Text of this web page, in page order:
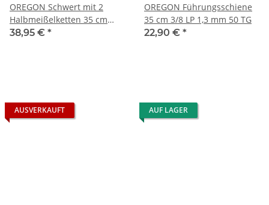
OREGON Schwert mit 2
Halbmeißelketten 35 cm
3/8" LP 1,3 mm 50 TG
38,95 € *
OREGON Führungsschiene
35 cm 3/8 LP 1,3 mm 50 TG
22,90 € *
AUSVERKAUFT AUF LAGER